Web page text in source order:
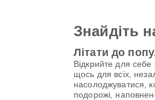
Знайдіть
Літати до
Відкрийте для себе
щось для всіх,
насолоджуватися,
подорожі,